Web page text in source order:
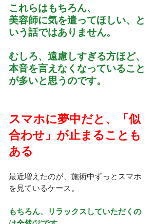
これらはもちろん、
美容師に気を遣ってほしい、と
いう話ではありません。
むしろ、遠慮しすぎる方ほど、
本音を言えなくなっていること
が多いと思うのです。
スマホに夢中だと、「似
合わせ」が止まることも
ある
最近増えたのが、施術中ずっとスマホ
を見ているケース。
もちろん、リラックスしていただくの